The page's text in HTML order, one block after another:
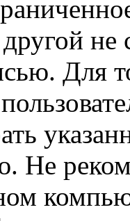
не
Для
Не